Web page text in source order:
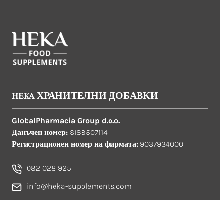
HEKA ХРАНИТЕЛНИ ДОБАВКИ
GlobalPharmacia Group d.o.o.
Данъчен номер: SI88507114
Регистрационен номер на фирмата: 9037934000
082 028 925
info@heka-supplements.com